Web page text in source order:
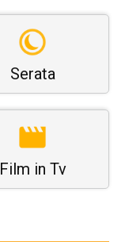
Serata
Film in Tv